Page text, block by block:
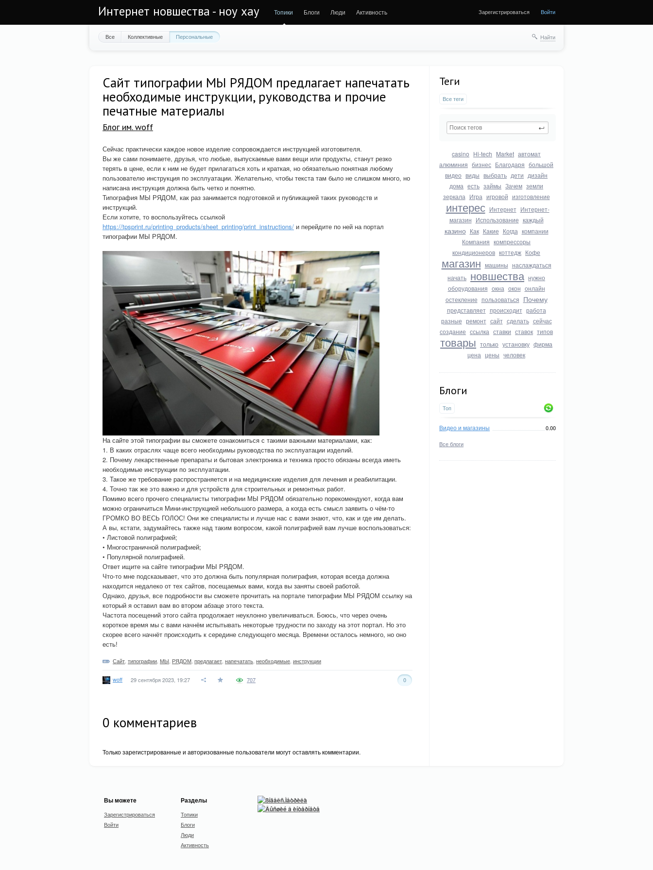
Интернет новшества - ноу хау Топики Блоги Люди Активность Зарегистрироваться Войти
Все Коллективные Персональные Найти
Теги
Все теги
casino Hi-tech Market автомат
алюминия бизнес Благодаря большой
видео виды выбрать дети дизайн
дома есть займы Зачем земли
зеркала Игра игровой изготовление
интерес Интернет Интернет-
магазин Использование каждый
казино Как Какие Когда компании
Компания компрессоры
кондиционеров коттедж Кофе
магазин машины наслаждаться
начать новшества нужно
оборудования окна окон онлайн
остекление пользоваться Почему
представляет происходит работа
разные ремонт сайт сделать сейчас
создание ссылка ставки ставок типов
товары только установку фирма
цена цены человек
Блоги
Топ
Видео и магазины 0.00
Все блоги
Сайт типографии МЫ РЯДОМ предлагает напечатать
необходимые инструкции, руководства и прочие
печатные материалы
Блог им. woff
Сейчас практически каждое новое изделие сопровождается инструкцией изготовителя.
Вы же сами понимаете, друзья, что любые, выпускаемые вами вещи или продукты, станут резко
терять в цене, если к ним не будет прилагаться хоть и краткая, но обязательно понятная любому
пользователю инструкция по эксплуатации. Желательно, чтобы текста там было не слишком много, но
написана инструкция должна быть четко и понятно.
Типография МЫ РЯДОМ, как раз занимается подготовкой и публикацией таких руководств и
инструкций.
Если хотите, то воспользуйтесь ссылкой
https://tpsprint.ru/printing_products/sheet_printing/print_instructions/ и перейдите по ней на портал
типографии МЫ РЯДОМ.
На сайте этой типографии вы сможете ознакомиться с такими важными материалами, как:
1. В каких отраслях чаще всего необходимы руководства по эксплуатации изделий.
2. Почему лекарственные препараты и бытовая электроника и техника просто обязаны всегда иметь
необходимые инструкции по эксплуатации.
3. Такое же требование распространяется и на медицинские изделия для лечения и реабилитации.
4. Точно так же это важно и для устройств для строительных и ремонтных работ.
Помимо всего прочего специалисты типографии МЫ РЯДОМ обязательно порекомендуют, когда вам
можно ограничиться Мини-инструкцией небольшого размера, а когда есть смысл заявить о чём-то
ГРОМКО ВО ВЕСЬ ГОЛОС! Они же специалисты и лучше нас с вами знают, что, как и где им делать.
А вы, кстати, задумайтесь также над таким вопросом, какой полиграфией вам лучше воспользоваться:
• Листовой полиграфией;
• Многостраничной полиграфией;
• Популярной полиграфией.
Ответ ищите на сайте типографии МЫ РЯДОМ.
Что-то мне подсказывает, что это должна быть популярная полиграфия, которая всегда должна
находится недалеко от тех сайтов, посещаемых вами, когда вы заняты своей работой.
Однако, друзья, все подробности вы сможете прочитать на портале типографии МЫ РЯДОМ ссылку на
который я оставил вам во втором абзаце этого текста.
Частота посещений этого сайта продолжает неуклонно увеличиваться. Боюсь, что через очень
короткое время мы с вами начнём испытывать некоторые трудности по заходу на этот портал. Но это
скорее всего начнёт происходить к середине следующего месяца. Времени осталось немного, но оно
есть!
Сайт типографии МЫ РЯДОМ предлагает напечатать необходимые инструкции
woff 29 сентября 2023, 19:27 0
707
0 комментариев
Только зарегистрированные и авторизованные пользователи могут оставлять комментарии.
Вы можете
Зарегистрироваться
Войти
Разделы
Топики
Блоги
Люди
Активность